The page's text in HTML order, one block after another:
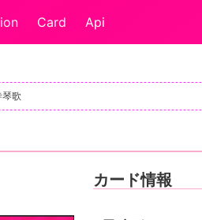
Card Api
歌
カード情報